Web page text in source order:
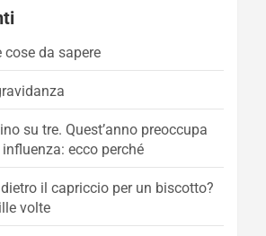
cose da sapere
su tre. Quest’anno preoccupa
ecco perché
il capriccio per un biscotto?
volte